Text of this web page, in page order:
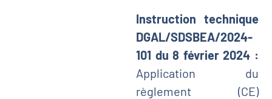
Instruction technique
DGAL/SDSBEA/2024-
101 du 8 février 2024 :
Application du
règlement (CE)